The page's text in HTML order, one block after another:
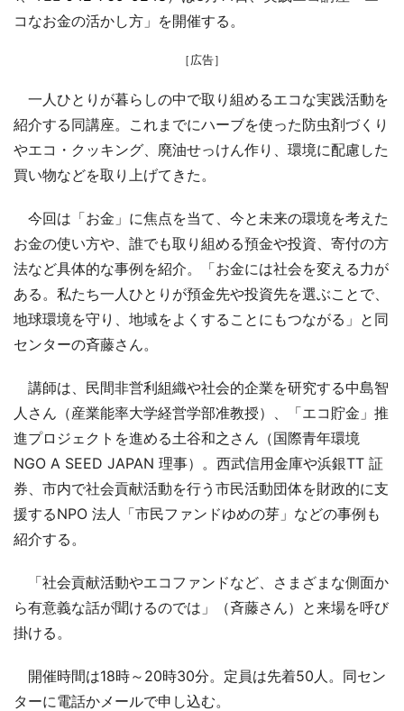
コなお金の活かし方」を開催する。
［広告］
一人ひとりが暮らしの中で取り組めるエコな実践活動を
紹介する同講座。これまでにハーブを使った防虫剤づくり
やエコ・クッキング、廃油せっけん作り、環境に配慮した
買い物などを取り上げてきた。
今回は「お金」に焦点を当て、今と未来の環境を考えた
お金の使い方や、誰でも取り組める預金や投資、寄付の方
法など具体的な事例を紹介。「お金には社会を変える力が
ある。私たち一人ひとりが預金先や投資先を選ぶことで、
地球環境を守り、地域をよくすることにもつながる」と同
センターの斉藤さん。
講師は、民間非営利組織や社会的企業を研究する中島智
人さん（産業能率大学経営学部准教授）、「エコ貯金」推
進プロジェクトを進める土谷和之さん（国際青年環境
NGO A SEED JAPAN 理事）。西武信用金庫や浜銀TT 証
券、市内で社会貢献活動を行う市民活動団体を財政的に支
援するNPO 法人「市民ファンドゆめの芽」などの事例も
紹介する。
「社会貢献活動やエコファンドなど、さまざまな側面か
ら有意義な話が聞けるのでは」（斉藤さん）と来場を呼び
掛ける。
開催時間は18時～20時30分。定員は先着50人。同セン
ターに電話かメールで申し込む。